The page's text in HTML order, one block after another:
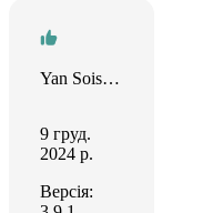
Yan Soisson
9 груд.
2024 р.
Версія: